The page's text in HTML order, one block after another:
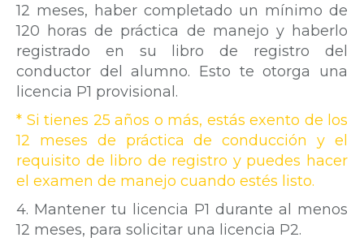
12 meses, haber completado un mínimo de
120 horas de práctica de manejo y haberlo
registrado en su libro de registro del
conductor del alumno. Esto te otorga una
licencia P1 provisional.
* Si tienes 25 años o más, estás exento de los
12 meses de práctica de conducción y el
requisito de libro de registro y puedes hacer
el examen de manejo cuando estés listo.
4. Mantener tu licencia P1 durante al menos
12 meses, para solicitar una licencia P2.